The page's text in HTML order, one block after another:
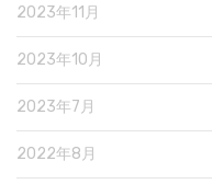
2023年11月
2023年10月
2023年7月
2022年8月